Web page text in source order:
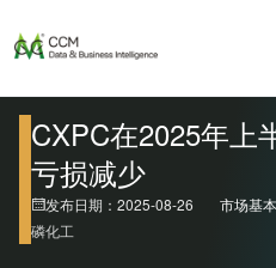
CXPC在2025年上
亏损减少
发布日期：2025-08-26
市场基
磷化工